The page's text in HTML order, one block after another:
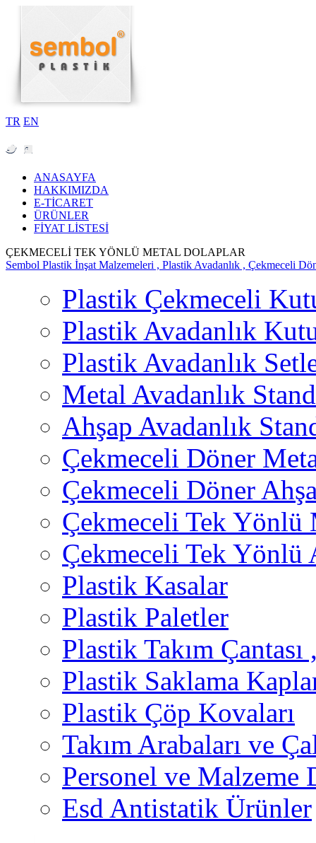
TR EN
ANASAYFA
HAKKIMIZDA
E-TİCARET
ÜRÜNLER
FİYAT LİSTESİ
ÇEKMECELİ TEK YÖNLÜ METAL DOLAPLAR
Sembol Plastik İnşat Malzemeleri , Plastik Avadanlık , Çekmeceli
Plastik Çekmeceli
Plastik Avadanlık
Plastik Avadanlık
Metal Avadanlık
Ahşap Avadanlık
Çekmeceli Döner
Çekmeceli Döner
Çekmeceli Tek Yönlü
Çekmeceli Tek Yönlü
Plastik Kasalar
Plastik Paletler
Plastik Takım
Plastik Saklama
Plastik Çöp Kovaları
Takım Arabaları ve
Personel ve Malzeme
Esd Antistatik Ürünler